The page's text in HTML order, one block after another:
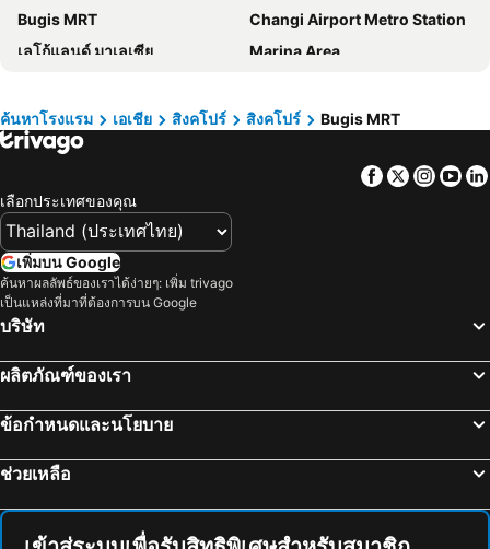
ST Signature Chinatown
Holiday Inn Singapore Orchard City Centre By Ihg
Hotel Mi Bencoolen
Hotel Yan
Hotel 1900 Express Chinatown
โรงแรมคาร์ลตัน สิงคโปร์
โรงแรมจี สิงคโปร์
ST Signature Tanjong Pagar
โรงแรมอะมารา สิงคโปร์
Dao by Dorsett AMTD Singapore
M Hotel Singapore City Centre
ibis budget Singapore Ruby
โรงแรมวิลเลจ ชางงี
โรงแรมโรเบิร์ตสัน คีย์
Beverly Hotels Elements
Dusit Thani Laguna Singapore
โรงแรมแกรนด์ เซ็นทรัล
South East Asia Hotel
Bugis MRT
Changi Airport Metro Station
เลโก้แลนด์ มาเลเซีย
Marina Area
สิงค์โปร์เอ็กซ์โป
สถานีลาเวนเดอร์
Bayfront MRT Station
Kallang MRT Station
Orchard MRT Station
บูกิส
Clarke Quay Metro Station
Chinatown Heritage Centre
Outram MRT Station
Suntec City Mall
Merlion Park
มัสยิดสุลตาน
Buona Vista MRT Station
ท่าเรือสิงค์โปร์
Promenade Metro Station
ค้นหาโรงแรม เอเชีย สิงคโปร์ สิงคโปร์ Bugis MRT
Facebook
Twitter
เลือกประเทศของคุณ
เพิ่มบน Google
ค้นหาผลลัพธ์ของเราได้ง่ายๆ: เพิ่ม trivago
เป็นแหล่งที่มาที่ต้องการบน Google
บริษัท
ผลิตภัณฑ์ของเรา
ข้อกำหนดและนโยบาย
ช่วยเหลือ